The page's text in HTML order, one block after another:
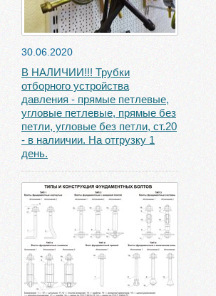
30.06.2020
В НАЛИЧИИ!!! Трубки
отборного устройства
давления - прямые петлевые,
угловые петлевые, прямые без
петли, угловые без петли, ст.20
- в налиичии. На отгрузку 1
день.